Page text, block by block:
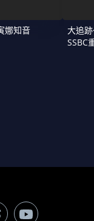
娜知音
大追
SSBC